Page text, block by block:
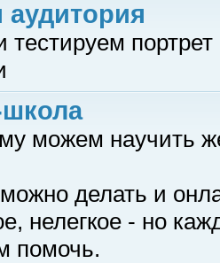
аудитория
тестируем
можем научить
делать и
нелегкое - но
помочь.